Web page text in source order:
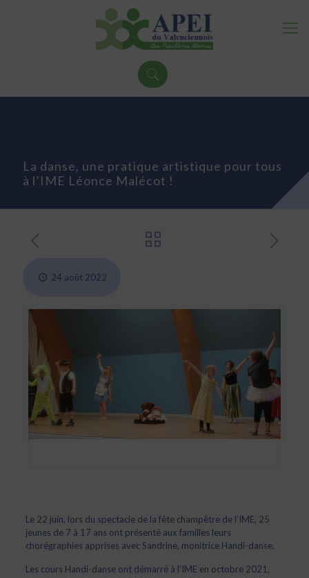
La danse, une pratique artistique pour tous
à l’IME Léonce Malécot !
24 août 2022
Le 22 juin, lors du spectacle de la fête champêtre de l’IME, 25
jeunes de 7 à 17 ans ont présenté aux familles leurs
chorégraphies apprises avec Sandrine, monitrice Handi-danse.
Les cours Handi-danse ont démarré à l’IME en octobre 2021,